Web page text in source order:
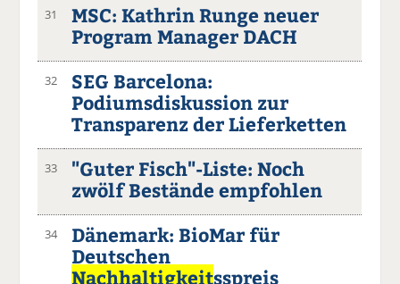
31
MSC: Kathrin Runge neuer
Program Manager DACH
32
SEG Barcelona:
Podiumsdiskussion zur
Transparenz der Lieferketten
33
"Guter Fisch"-Liste: Noch
zwölf Bestände empfohlen
34
Dänemark: BioMar für
Deutschen
Nachhaltigkeitsspreis